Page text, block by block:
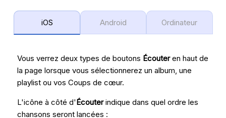
iOS Android Ordinateur
Vous verrez deux types de boutons Écouteren haut de
la page lorsque vous sélectionnerez un album, une
playlist ou vos Coups de cœur.
L'icône à côté d'Écouterindique dans quel ordre les
chansons seront lancées :